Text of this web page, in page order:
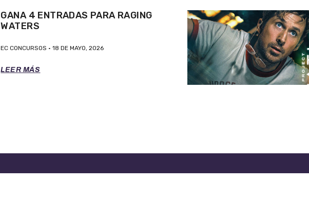
GANA 4 ENTRADAS PARA RAGING
WATERS
EC CONCURSOS 18 DE MAYO, 2026
LEER MÁS